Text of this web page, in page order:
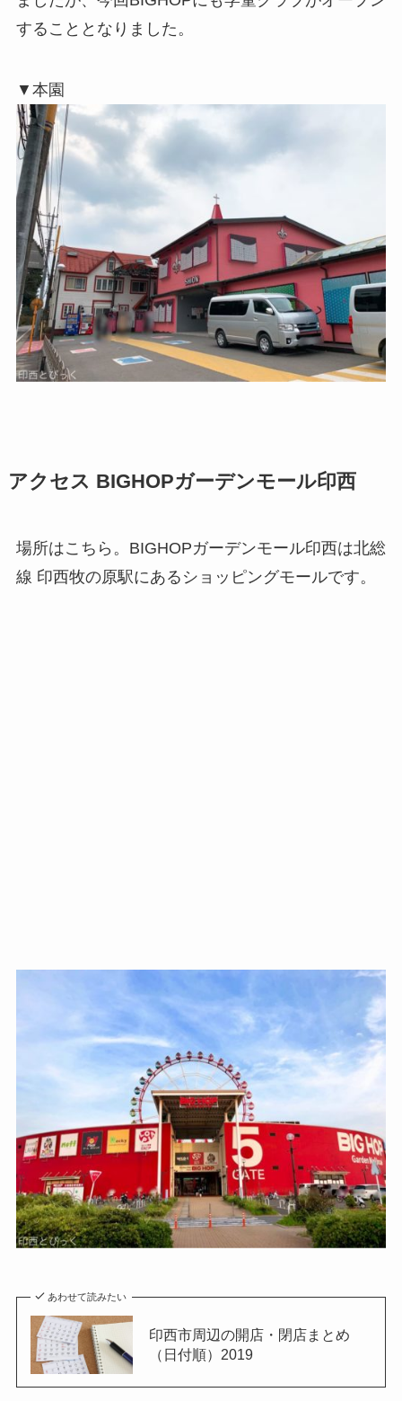
することとなりました。
▼本園
アクセス BIGHOPガーデンモール印西
場所はこちら。BIGHOPガーデンモール印西は北総
線 印西牧の原駅にあるショッピングモールです。
あわせて読みたい
印西市周辺の開店・閉店まとめ
（日付順）2019